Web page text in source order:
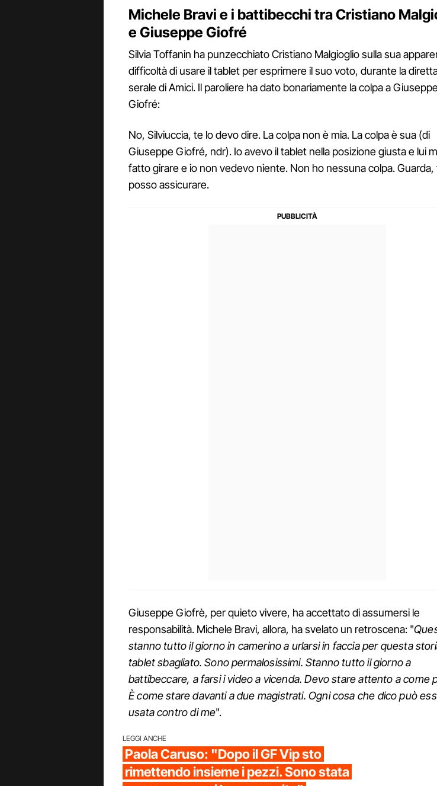
Michele Bravi e i battibecchi tra Cristiano
e Giuseppe Giofré
Silvia Toffanin ha punzecchiato Cristiano Malgioglio sulla sua
difficoltà di usare il tablet per esprimere il suo voto, durante la
serale di Amici. Il paroliere ha dato bonariamente la colpa a
Giofré:
No, Silviuccia, te lo devo dire. La colpa non è mia. La colpa è sua (di
Giuseppe Giofré, ndr). Io avevo il tablet nella posizione giusta e lui
fatto girare e io non vedevo niente. Non ho nessuna colpa. Guarda,
posso assicurare.
Giuseppe Giofrè, per quieto vivere, ha accettato di assumersi le
responsabilità. Michele Bravi, allora, ha svelato un retroscena: "
stanno tutto il giorno in camerino a urlarsi in faccia per questa
tablet sbagliato. Sono permalosissimi. Stanno tutto il giorno a
battibeccare, a farsi i video a vicenda. Devo stare attento a come
È come stare davanti a due magistrati. Ogni cosa che dico può
usata contro di me".
LEGGI ANCHE
Paola Caruso: "Dopo il GF Vip sto
rimettendo insieme i pezzi. Sono stata